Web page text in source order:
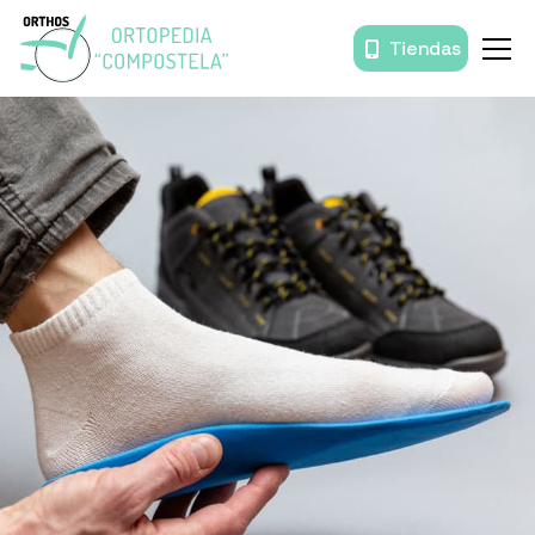
Inicio
Órtesis y prótesis
Movilidad
Baño
Descanso
Prendas de compresión
Productos
Tiendas